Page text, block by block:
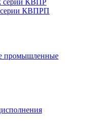
серии КВПР
серии КВПРП
промышленные